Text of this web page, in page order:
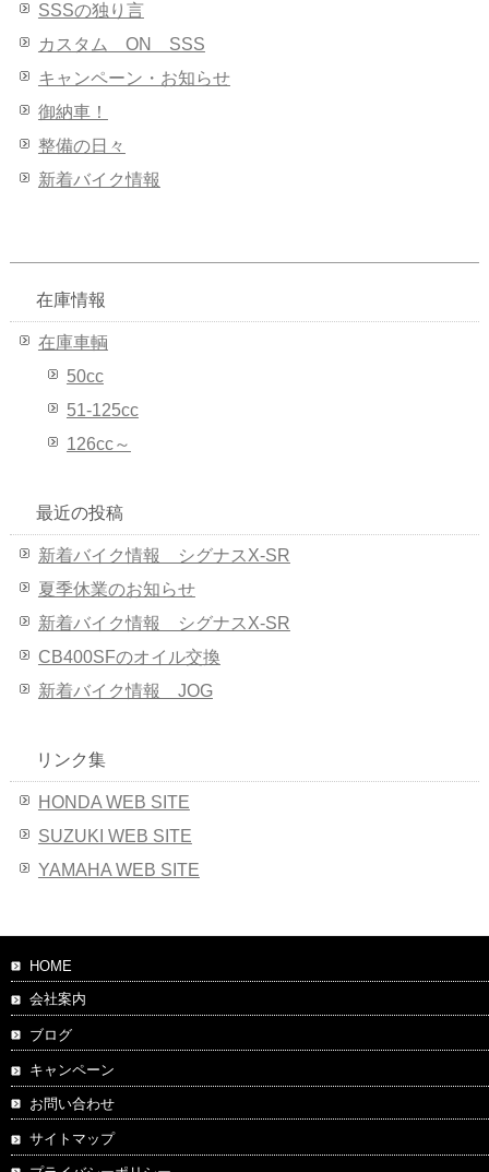
SSSの独り言
カスタム ON SSS
キャンペーン・お知らせ
御納車！
整備の日々
新着バイク情報
在庫情報
在庫車輌
50cc
51-125cc
126cc～
最近の投稿
新着バイク情報 シグナスX-SR
夏季休業のお知らせ
新着バイク情報 シグナスX-SR
CB400SFのオイル交換
新着バイク情報 JOG
リンク集
HONDA WEB SITE
SUZUKI WEB SITE
YAMAHA WEB SITE
HOME
会社案内
ブログ
キャンペーン
お問い合わせ
サイトマップ